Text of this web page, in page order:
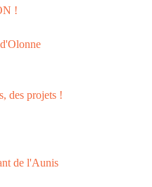
!
des projets !
de l'Aunis